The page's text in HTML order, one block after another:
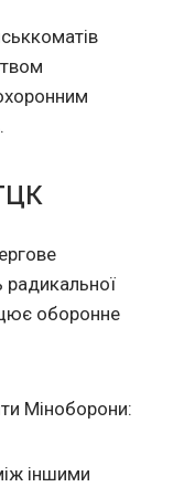
радикальної
оборонне
Міноборони:
іншими